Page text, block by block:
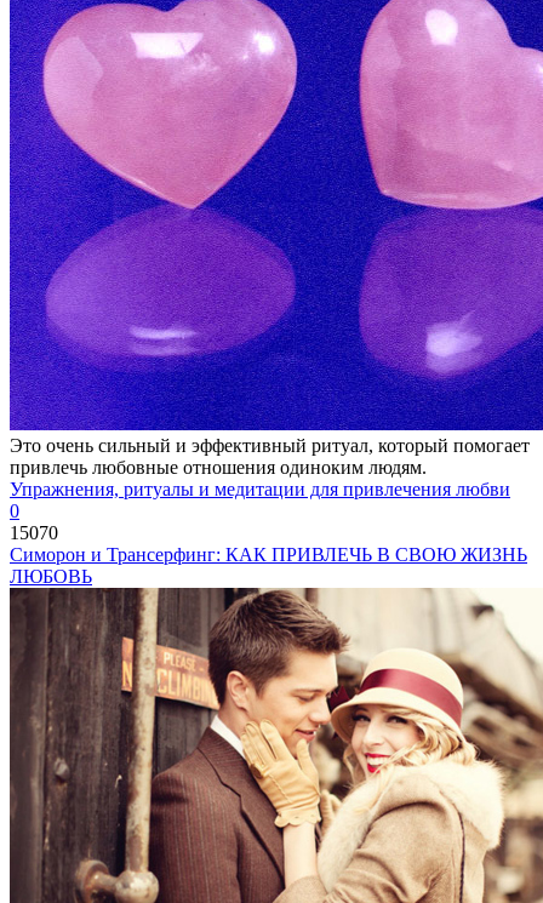
Это очень сильный и эффективный ритуал, который помогает
привлечь любовные отношения одиноким людям.
Упражнения, ритуалы и медитации для привлечения любви
0
15070
Симорон и Трансерфинг: КАК ПРИВЛЕЧЬ В СВОЮ ЖИЗНЬ
ЛЮБОВЬ